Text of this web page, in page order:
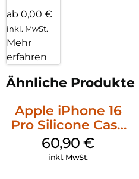
ab 0,00 €
inkl. MwSt.
Mehr
erfahren
Ähnliche Produkte
Apple iPhone 16
Pro Silicone Case
MagSafe Stone
Gray
60,90€
inkl. MwSt.